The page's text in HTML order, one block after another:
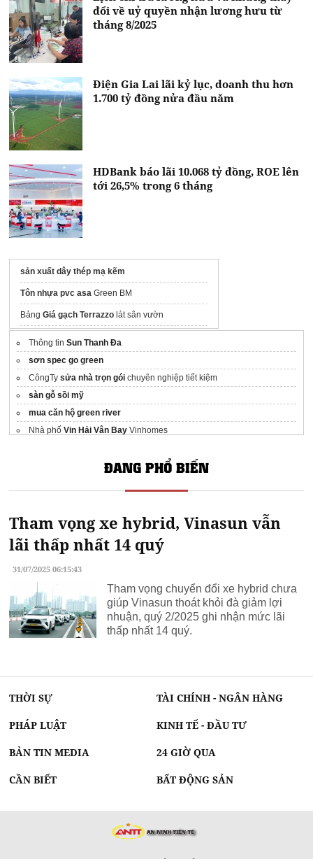
đổi về uỷ quyền nhận lương hưu từ
tháng 8/2025
Điện Gia Lai lãi kỷ lục, doanh thu hơn
1.700 tỷ đồng nửa đầu năm
HDBank báo lãi 10.068 tỷ đồng, ROE lên
tới 26,5% trong 6 tháng
sản xuất dây thép mạ kẽm
Tôn nhựa pvc asa Green BM
BảngGiá gạch Terrazzo lát sân vườn
Tấm sàn grating thép
Review nệm cao su thiên nhiên giá rẻ
Thông tinSun Thanh Đa
sơn spec go green
CôngTysửa nhà trọn gói chuyên nghiệp tiết kiệm
sàn gỗ sồi mỹ
mua căn hộ green river
Nhà phốVin Hải Vân Bay Vinhomes
Sun Nha TrangKhánh Hòa
Sun Group Nha Trang
Báo giá xây dựng trọn gói tại
ĐANG PHỔ BIẾN
Tham vọng xe hybrid, Vinasun vẫn
lãi thấp nhất 14 quý
31/07/2025 06:15:43
Tham vọng chuyển đổi xe hybrid chưa
giúp Vinasun thoát khỏi đà giảm lợi
nhuận, quý 2/2025 ghi nhận mức lãi
thấp nhất 14 quý.
THỜI SỰ TÀI CHÍNH - NGÂN HÀNG
PHÁP LUẬT KINH TẾ - ĐẦU TƯ
BẢN TIN MEDIA 24 GIỜ QUA
CẦN BIẾT BẤT ĐỘNG SẢN